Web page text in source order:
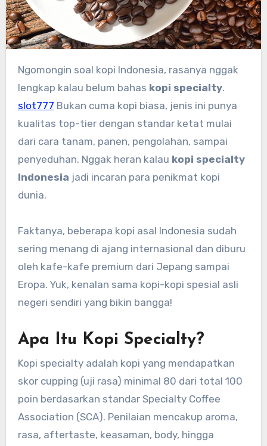
Ngomongin soal kopi Indonesia, rasanya nggak
lengkap kalau belum bahas kopi specialty.
slot777 Bukan cuma kopi biasa, jenis ini punya
kualitas top-tier dengan standar ketat mulai
dari cara tanam, panen, pengolahan, sampai
penyeduhan. Nggak heran kalau kopi specialty
Indonesia jadi incaran para penikmat kopi
dunia.
Faktanya, beberapa kopi asal Indonesia sudah
sering menang di ajang internasional dan diburu
oleh kafe-kafe premium dari Jepang sampai
Eropa. Yuk, kenalan sama kopi-kopi spesial asli
negeri sendiri yang bikin bangga!
Apa Itu Kopi Specialty?
Kopi specialty adalah kopi yang mendapatkan
skor cupping (uji rasa) minimal 80 dari total 100
poin berdasarkan standar Specialty Coffee
Association (SCA). Penilaian mencakup aroma,
rasa, aftertaste, keasaman, body, hingga